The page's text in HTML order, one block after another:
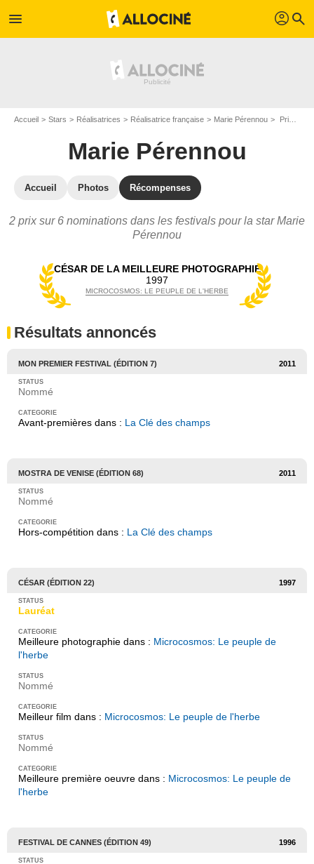
menu profil search
Accueil Stars Réalisatrices Réalisatrice française Marie Pérennou Prix et nominations de Marie Pérennou
Marie Pérennou
Accueil Photos Récompenses
2 prix sur 6 nominations dans les festivals pour la star Marie
Pérennou
CÉSAR DE LA MEILLEURE PHOTOGRAPHIE
1997
MICROCOSMOS: LE PEUPLE DE L'HERBE
Résultats annoncés
MON PREMIER FESTIVAL (ÉDITION 7) 2011
Nommé
Avant-premières dans : La Clé des champs
MOSTRA DE VENISE (ÉDITION 68) 2011
Nommé
Hors-compétition dans : La Clé des champs
CÉSAR (ÉDITION 22) 1997
Lauréat
Meilleure photographie dans : Microcosmos: Le peuple de
l'herbe
Nommé
Meilleur film dans : Microcosmos: Le peuple de l'herbe
Nommé
Meilleure première oeuvre dans : Microcosmos: Le peuple de
l'herbe
FESTIVAL DE CANNES (ÉDITION 49) 1996